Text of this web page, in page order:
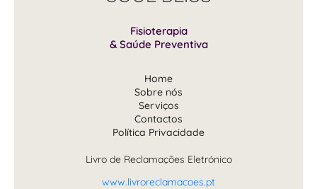
Fisioterapia
& Saúde Preventiva
Home
Sobre nós
Serviços
Contactos
Política Privacidade
Livro de Reclamações Eletrónico
www.livroreclamacoes.pt